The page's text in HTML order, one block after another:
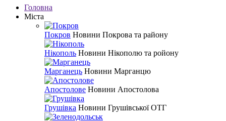
Головна
Міста
Покров Новини Покрова та району
Нікополь Новини Нікополю та ройону
Марганець Новини Марганцю
Апостолове Новини Апостолова
Грушівка Новини Грушівської ОТГ